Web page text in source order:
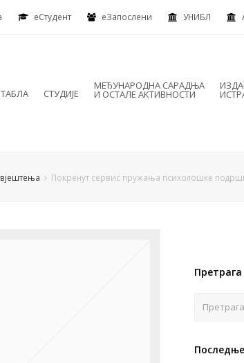
eСтудент еЗапослени УНИБЛ
СТУДИЈЕ
МЕЂУНАРОДНА САРАДЊА
И ОСТАЛЕ АКТИВНОСТИ
Покренут сервис пружања психолошке
Претрага